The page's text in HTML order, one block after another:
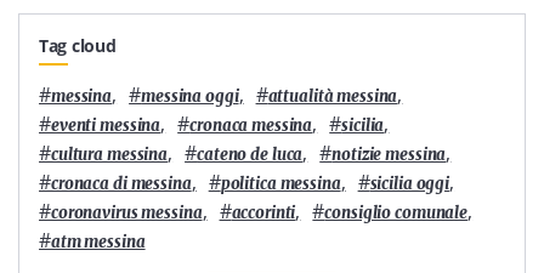
Tag cloud
#messina, #messina oggi, #attualità messina,
#eventi messina, #cronaca messina, #sicilia,
#cultura messina, #cateno de luca, #notizie messina,
#cronaca di messina, #politica messina, #sicilia oggi,
#coronavirus messina, #accorinti, #consiglio comunale,
#atm messina